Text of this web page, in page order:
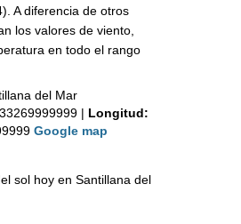
A diferencia de otros
los valores de viento,
en todo el rango
del Mar
| Longitud:
Google map
sol hoy en Santillana del